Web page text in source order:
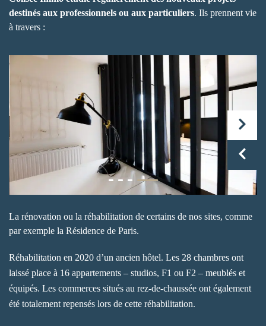
destinés aux professionnels ou aux particuliers. Ils prennent vie
à travers :
La rénovation ou la réhabilitation de certains de nos sites, comme
par exemple la Résidence de Paris.
Réhabilitation en 2020 d’un ancien hôtel. Les 28 chambres ont
laissé place à 16 appartements – studios, F1 ou F2 – meublés et
équipés. Les commerces situés au rez-de-chaussée ont également
été totalement repensés lors de cette réhabilitation.